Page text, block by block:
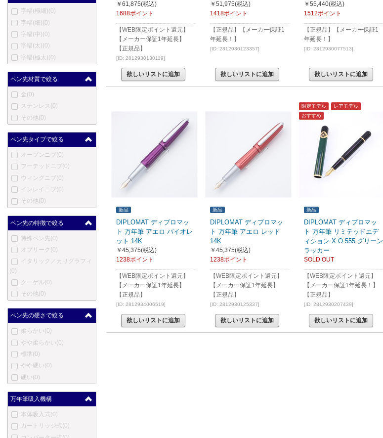
￥61,875(税込)
1688ポイント
【WEB限定ポイント還元】
【メーカー保証1年延長】
【正規品】
[ID: 2812930130119]
欲しいリストに追加
￥51,975(税込)
1418ポイント
【正規品】【メーカー保証1
年延長！】
[ID: 2812930123357]
欲しいリストに追加
￥55,440(税込)
1512ポイント
【正規品】【メーカー保証1
年延長！】
[ID: 2812930077513]
欲しいリストに追加
新品
DIPLOMAT ディプロマッ
ト 万年筆 アエロ バイオレ
ット 14K
￥45,375(税込)
1238ポイント
【WEB限定ポイント還元】
【メーカー保証1年延長】
【正規品】
[ID: 2812934006519]
欲しいリストに追加
新品
DIPLOMAT ディプロマッ
ト 万年筆 アエロ レッド
14K
￥45,375(税込)
1238ポイント
【WEB限定ポイント還元】
【メーカー保証1年延長】
【正規品】
[ID: 2812930125337]
欲しいリストに追加
新品
限定モデル
レアモデル
おすすめ
DIPLOMAT ディプロマッ
ト 万年筆 リミテッドエデ
ィション X.O 555 グリーン
ラッカー
SOLD OUT
【WEB限定ポイント還元】
【メーカー保証1年延長！】
【正規品】
[ID: 2812930207439]
欲しいリストに追加
エルメス(0)
英雄(0)
ハーシー(0)
伊東屋(3)
ジャン・ピエール・レピー
ヨルグ・イゼック
カンガルー
カヴェコ
(114)
コウコウボウ
クローネ(0)
ラレックス(0)
ラピタ(0)
マービートッド(0)
マスター(0)
メントモア(0)
メルリン (0)
メタフィス (0)
マイケルズファットボーイ
(0)
三菱鉛筆(3)
三越 (0)
ムーア(0)
モリソン (0)
ネットウーノ
ニューマン(0)
オート(0)
オスミア(0)
パラフェルナリア
ぺんてる(0)
ピエール・カルダン
プラトン (0)
レシーフ
(15)
字幅(極細)(0)
字幅(細)(0)
字幅(中)(0)
字幅(太)(0)
字幅(極太)(0)
ペン先材質で絞る
金(0)
ステンレス (0)
その他(0)
ペン先タイプで絞る
オープンニブ(0)
フーテッドニブ(0)
ウィングニブ(0)
インレイニブ(0)
その他(0)
ペン先の特徴で絞る
特殊ペン先 (0)
オブリーク (0)
イタリック／カリグラフィ
(0)
クーゲル(0)
その他(0)
ペン先の硬さで絞る
柔らかい(0)
やや柔らかい(0)
標準 (0)
やや硬い(0)
硬い(0)
万年筆吸入機構
本体吸入式 (0)
カートリッジ式 (0)